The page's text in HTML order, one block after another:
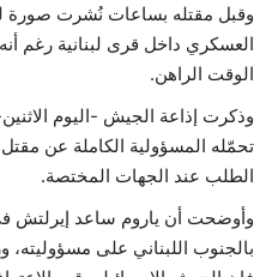
وقبل مقتله بساعات نُشرت صورة
العسكري داخل قرى لبنانية رغم
الوقت الراهن.
وذكرت إذاعة الجيش -اليوم
تحمّله المسؤولية الكاملة عن
الطلب عند الجهات المختصة.
وأوضحت أن ياروم ساعد إيرلتش
بالجنوب اللبناني على